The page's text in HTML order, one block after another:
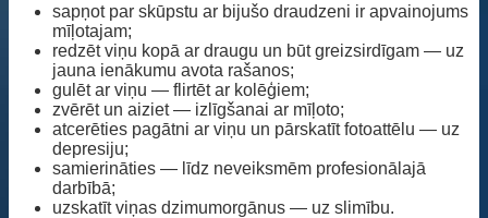
sapņot par skūpstu ar bijušo draudzeni ir apvainojums
mīļotajam;
redzēt viņu kopā ar draugu un būt greizsirdīgam — uz
jauna ienākumu avota rašanos;
gulēt ar viņu — flirtēt ar kolēģiem;
zvērēt un aiziet — izlīgšanai ar mīļoto;
atcerēties pagātni ar viņu un pārskatīt fotoattēlu — uz
depresiju;
samierināties — līdz neveiksmēm profesionālajā
darbībā;
uzskatīt viņas dzimumorgānus — uz slimību.